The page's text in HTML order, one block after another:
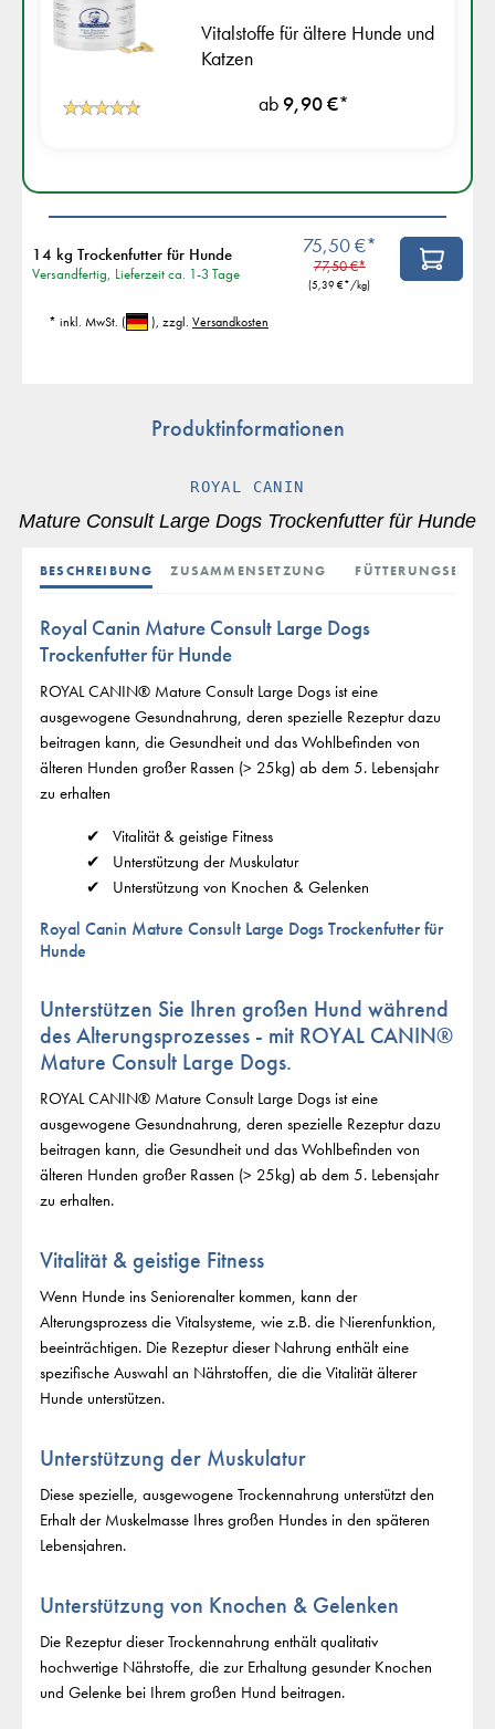
Vitalstoffe für ältere Hunde und
Katzen
ab 9,90 €*
14 kg Trockenfutter für Hunde
Versandfertig, Lieferzeit ca. 1-3 Tage
75,50 €*
77,50 €*
(5,39 €*/kg)
* inkl. MwSt. ( ), zzgl. Versandkosten
Produktinformationen
ROYAL CANIN
Mature Consult Large Dogs Trockenfutter für Hunde
BESCHREIBUNG ZUSAMMENSETZUNG
Royal Canin Mature Consult Large Dogs
Trockenfutter für Hunde
ROYAL CANIN® Mature Consult Large Dogs ist eine
ausgewogene Gesundnahrung, deren spezielle Rezeptur dazu
beitragen kann, die Gesundheit und das Wohlbefinden von
älteren Hunden großer Rassen (> 25kg) ab dem 5. Lebensjahr
zu erhalten
Vitalität & geistige Fitness
Unterstützung der Muskulatur
Unterstützung von Knochen & Gelenken
Royal Canin Mature Consult Large Dogs Trockenfutter für
Hunde
Unterstützen Sie Ihren großen Hund während
des Alterungsprozesses - mit ROYAL CANIN®
Mature Consult Large Dogs.
ROYAL CANIN® Mature Consult Large Dogs ist eine
ausgewogene Gesundnahrung, deren spezielle Rezeptur dazu
beitragen kann, die Gesundheit und das Wohlbefinden von
älteren Hunden großer Rassen (> 25kg) ab dem 5. Lebensjahr
zu erhalten.
Vitalität & geistige Fitness
Wenn Hunde ins Seniorenalter kommen, kann der
Alterungsprozess die Vitalsysteme, wie z.B. die Nierenfunktion,
beeinträchtigen. Die Rezeptur dieser Nahrung enthält eine
spezifische Auswahl an Nährstoffen, die die Vitalität älterer
Hunde unterstützen.
Unterstützung der Muskulatur
Diese spezielle, ausgewogene Trockennahrung unterstützt den
Erhalt der Muskelmasse Ihres großen Hundes in den späteren
Lebensjahren.
Unterstützung von Knochen & Gelenken
Die Rezeptur dieser Trockennahrung enthält qualitativ
hochwertige Nährstoffe, die zur Erhaltung gesunder Knochen
und Gelenke bei Ihrem großen Hund beitragen.